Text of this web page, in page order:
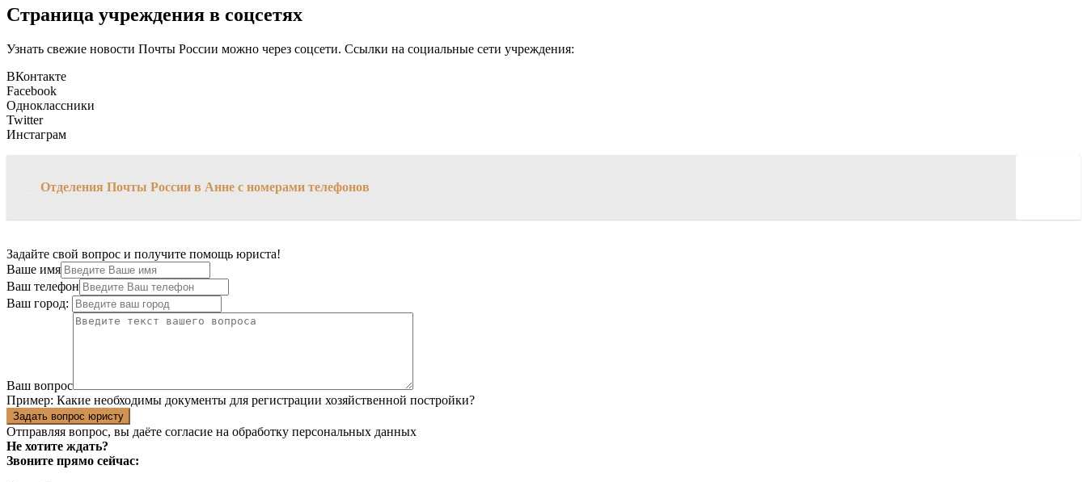
Страница учреждения в соцсетях
Узнать свежие новости Почты России можно через соцсети. Ссылки на социальные сети учреждения:
ВКонтакте
Facebook
Одноклассники
Twitter
Инстаграм
Отделения Почты России в Анне с номерами телефонов
Задайте свой вопрос и получите помощь юриста!
Ваше имя
Ваш телефон
Ваш город:
Ваш вопрос
Пример: Какие необходимы документы для регистрации хозяйственной постройки?
Задать вопрос юристу
Отправляя вопрос, вы даёте согласие на обработку персональных данных
Не хотите ждать?
Звоните прямо сейчас: